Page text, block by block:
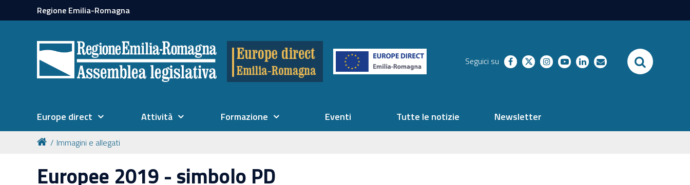
Regione Emilia-Romagna
Seguici su facebooktwitterinstagram
youtubelinkedinrichieste SEARCH
Europe direct Attività Formazione Eventi Tutte le notizie Newsletter
Immagini e allegati
Europee 2019 - simbolo PD